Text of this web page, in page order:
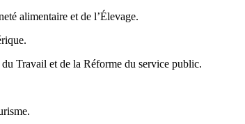
alimentaire et de l’Élevage.
Travail et de la Réforme du service public.